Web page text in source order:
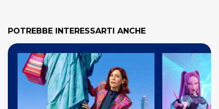
POTREBBE INTERESSARTI ANCHE